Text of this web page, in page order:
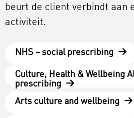
beurt de client verbindt aan
activiteit.
NHS – social prescribing
Culture, Health & Wellbeing
prescribing
Arts culture and wellbeing